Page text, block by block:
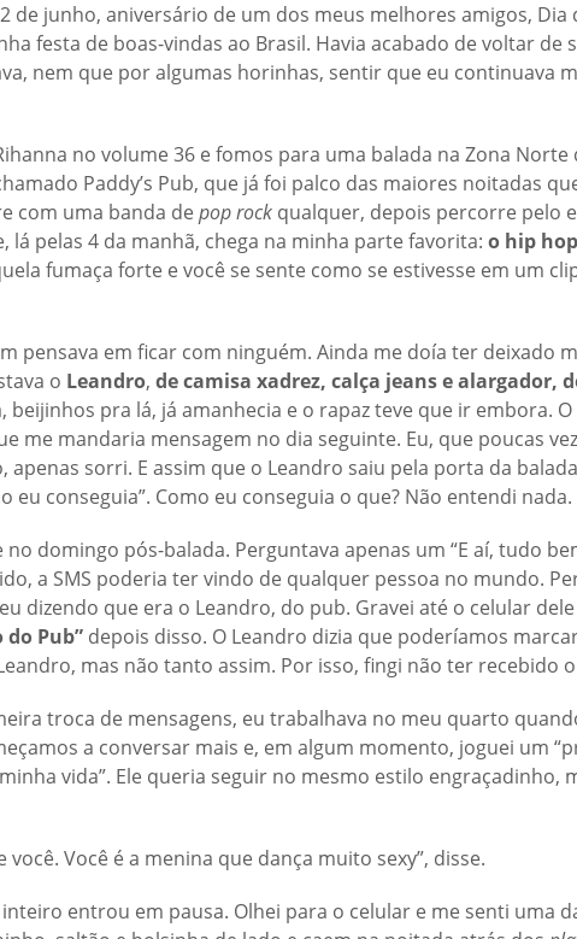
de junho, aniversário de um dos meus melhores amigos, Dia
festa de boas-vindas ao Brasil. Havia acabado de voltar de
nem que por algumas horinhas, sentir que eu continuava
no volume 36 e fomos para uma balada na Zona Norte
Paddy’s Pub, que já foi palco das maiores noitadas
com uma banda de pop rock qualquer, depois percorre pelo
lá pelas 4 da manhã, chega na minha parte favorita: o hip hop
fumaça forte e você se sente como se estivesse em um
pensava em ficar com ninguém. Ainda me doía ter deixado
o Leandro, de camisa xadrez, calça jeans e alargador,
beijinhos pra lá, já amanhecia e o rapaz teve que ir embora.
me mandaria mensagem no dia seguinte. Eu, que poucas
apenas sorri. E assim que o Leandro saiu pela porta da
eu conseguia”. Como eu conseguia o que? Não entendi nada.
domingo pós-balada. Perguntava apenas um “E aí, tudo
a SMS poderia ter vindo de qualquer pessoa no mundo.
dizendo que era o Leandro, do pub. Gravei até o celular
do Pub” depois disso. O Leandro dizia que poderíamos
mas não tanto assim. Por isso, fingi não ter recebido
troca de mensagens, eu trabalhava no meu quarto
a conversar mais e, em algum momento, joguei um
vida”. Ele queria seguir no mesmo estilo engraçadinho,
você. Você é a menina que dança muito sexy”, disse.
entrou em pausa. Olhei para o celular e me senti uma